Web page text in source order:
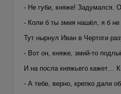
- Не губи, княже! Задумался.
- Коли б ты змия нашёл, я б не
Тут нырнул Иван в Чертоги
- Вот он, княже, змий-то
И на посла княжьего кажет…
- А тебе, верно, крепко дали